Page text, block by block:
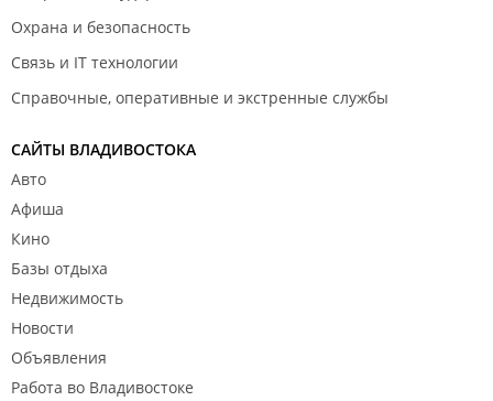
Охрана и безопасность
Связь и IT технологии
Справочные, оперативные и экстренные службы
САЙТЫ ВЛАДИВОСТОКА
Авто
Афиша
Кино
Базы отдыха
Недвижимость
Новости
Объявления
Работа во Владивостоке